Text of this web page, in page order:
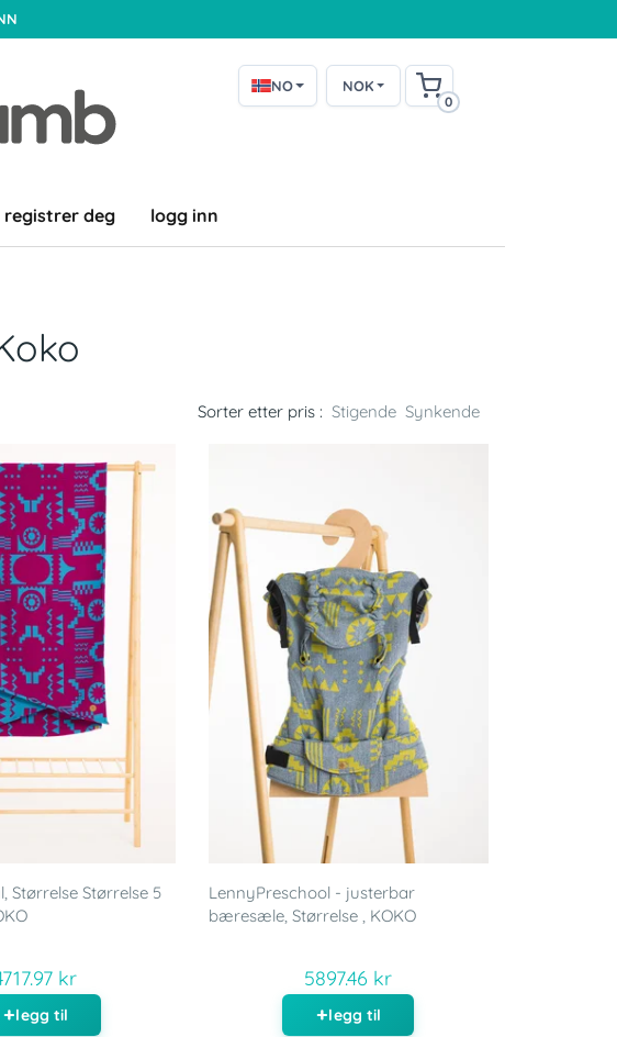
NO NOK
0
registrer deg logg inn
Sorter etter pris : Stigende Synkende
Størrelse Størrelse 5
kr
legg til
LennyPreschool - justerbar
bæresæle, Størrelse , KOKO
5897.46 kr
legg til